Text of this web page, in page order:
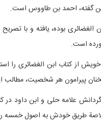
گفته، احمد بن طاووس است.
بوده، یافته و با
است.
از کتاب ابن الغضائری را
پیرامون هر شخصیت، مطالب
علامه حلی و ابن داود در
طریق خودش به اصول خمسه